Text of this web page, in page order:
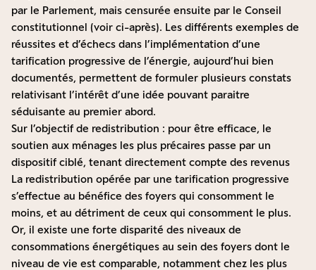
par le Parlement, mais censurée ensuite par le Conseil
constitutionnel (voir ci-après). Les différents exemples de
réussites et d’échecs dans l’implémentation d’une
tarification progressive de l’énergie, aujourd’hui bien
documentés, permettent de formuler plusieurs constats
relativisant l’intérêt d’une idée pouvant paraitre
séduisante au premier abord.
Sur l’objectif de redistribution : pour être efficace, le
soutien aux ménages les plus précaires passe par un
dispositif ciblé, tenant directement compte des revenus
La redistribution opérée par une tarification progressive
s’effectue au bénéfice des foyers qui consomment le
moins, et au détriment de ceux qui consomment le plus.
Or, il existe une forte disparité des niveaux de
consommations énergétiques au sein des foyers dont le
niveau de vie est comparable, notamment chez les plus